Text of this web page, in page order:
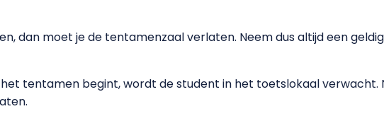
dan moet je de tentamenzaal verlaten. Neem dus altijd een
tentamen begint, wordt de student in het toetslokaal verwacht.